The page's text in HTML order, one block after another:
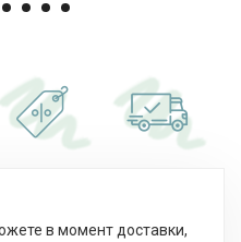
в момент доставки,